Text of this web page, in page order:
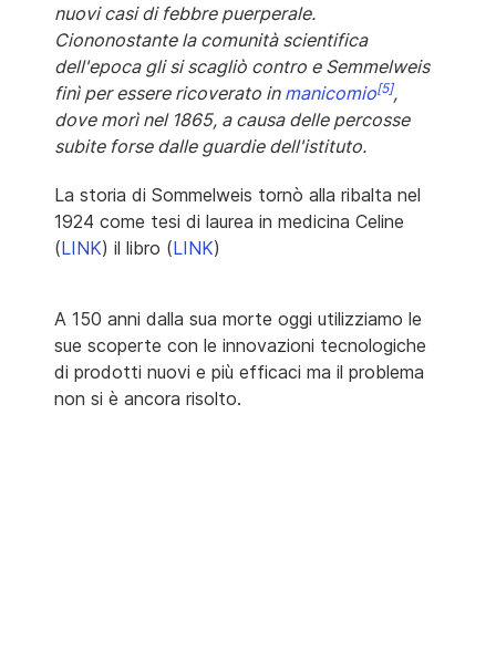
nuovi casi di febbre puerperale.
Ciononostante la comunità scientifica
dell'epoca gli si scagliò contro e Semmelweis
finì per essere ricoverato in manicomio[5],
dove morì nel 1865, a causa delle percosse
subite forse dalle guardie dell'istituto.
La storia di Sommelweis tornò alla ribalta nel
1924 come tesi di laurea in medicina Celine
(LINK) il libro (LINK)
A 150 anni dalla sua morte oggi utilizziamo le
sue scoperte con le innovazioni tecnologiche
di prodotti nuovi e più efficaci ma il problema
non si è ancora risolto.